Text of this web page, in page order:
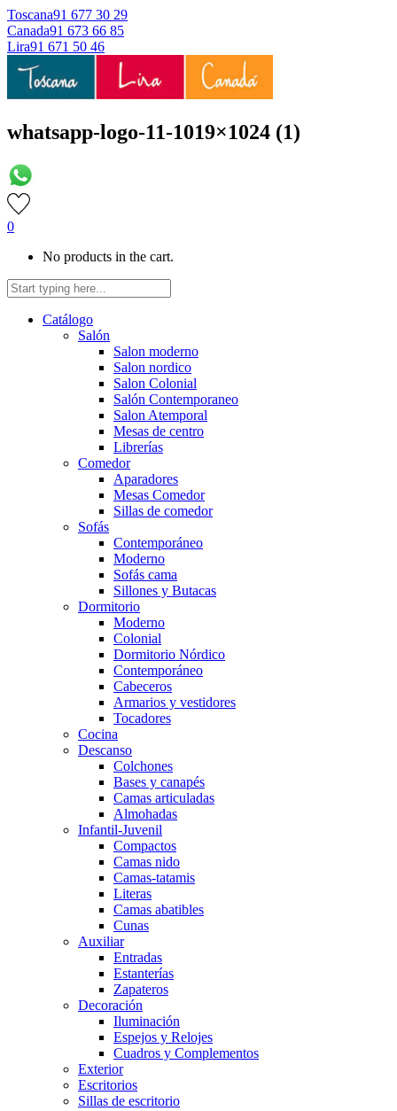
Toscana91 677 30 29
Canada91 673 66 85
Lira91 671 50 46
whatsapp-logo-11-1019×1024 (1)
0
No products in the cart.
Catálogo
Salón
Salon moderno
Salon nordico
Salon Colonial
Salón Contemporaneo
Salon Atemporal
Mesas de centro
Librerías
Comedor
Aparadores
Mesas Comedor
Sillas de comedor
Sofás
Contemporáneo
Moderno
Sofás cama
Sillones y Butacas
Dormitorio
Moderno
Colonial
Dormitorio Nórdico
Contemporáneo
Cabeceros
Armarios y vestidores
Tocadores
Cocina
Descanso
Colchones
Bases y canapés
Camas articuladas
Almohadas
Infantil-Juvenil
Compactos
Camas nido
Camas-tatamis
Literas
Camas abatibles
Cunas
Auxiliar
Entradas
Estanterías
Zapateros
Decoración
Iluminación
Espejos y Relojes
Cuadros y Complementos
Exterior
Escritorios
Sillas de escritorio